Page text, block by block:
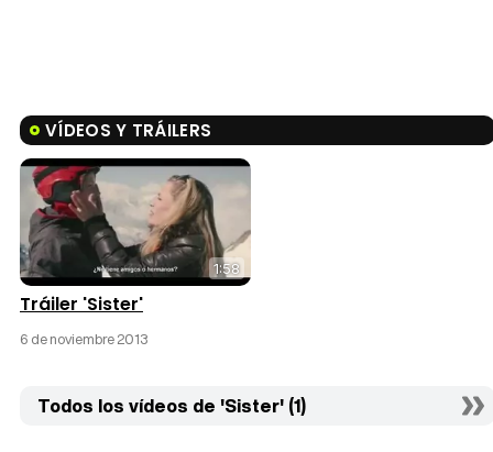
VÍDEOS Y TRÁILERS
1:58
Tráiler 'Sister'
6 de noviembre 2013
Todos los vídeos de 'Sister' (1)